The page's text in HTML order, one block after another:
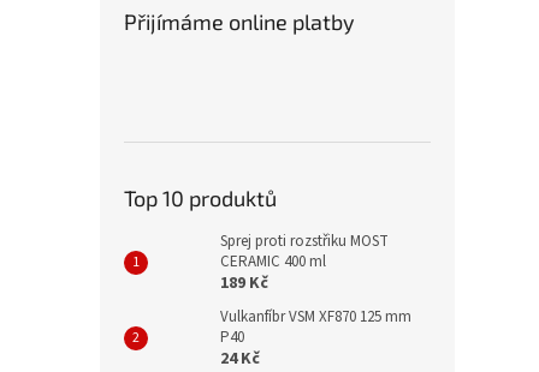
Přijímáme online platby
Top 10 produktů
Sprej proti rozstřiku MOST
CERAMIC 400 ml
189 Kč
Vulkanfíbr VSM XF870 125 mm
P40
24 Kč